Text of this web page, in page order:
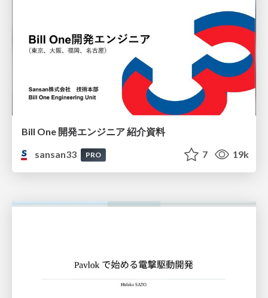
Bill One 開発エンジニア 紹介資料
sansan33
PRO 7 19k